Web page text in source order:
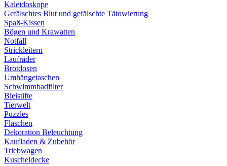
Kaleidoskope
Gefälschtes Blut und gefälschte Tätowierung
Spaß-Kissen
Bögen und Krawatten
Notfall
Strickleitern
Laufräder
Brotdosen
Umhängetaschen
Schwimmbadfilter
Bleistifte
Tierwelt
Puzzles
Flaschen
Dekoration Beleuchtung
Kaufladen & Zubehör
Triebwagen
Kuscheldecke